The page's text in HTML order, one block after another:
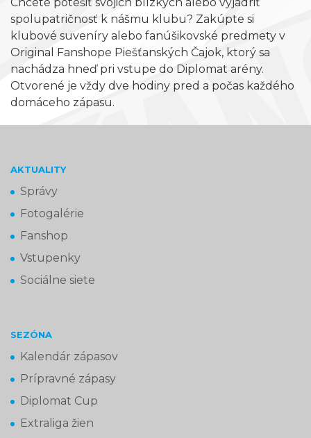
spolupatričnosť k nášmu klubu? Zakúpte si
klubové suveníry alebo fanúšikovské predmety v
Original Fanshope Piešťanských Čajok, ktorý sa
nachádza hneď pri vstupe do Diplomat arény.
Otvorené je vždy dve hodiny pred a počas každého
domáceho zápasu.
AKTUALITY
Správy
Fotogalérie
Fanshop
Vstupenky
Sociálne siete
SEZÓNA
Kalendár zápasov
Prípravné zápasy
Diplomat Cup
Extraliga žien